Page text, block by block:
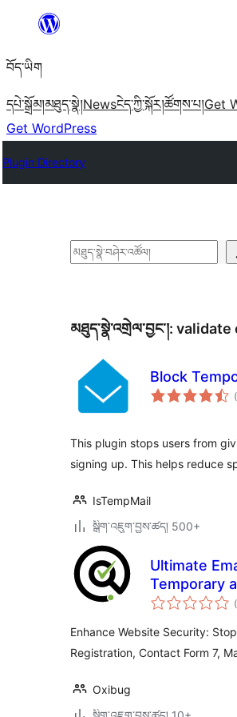
content
བོད་ཡིག
དཔེ་སྒྲོམ།མཐུད་སྣེ།Newsངེད་ཀྱི་སྐོར།ཚོགས་པ།Get
Get WordPress
Plugin Directory
བཤེར་
མཐུད་སྣེ་འགྲེལ་བྱང་།: validate
Block
This plugin stops users from
signing up. This helps reduce
IsTempMail
སྒྲིག་འཇུག་བྱས་ཚད། 500+
Ultimate
Temporary
Enhance Website Security:
Registration, Contact Form 7,
Oxibug